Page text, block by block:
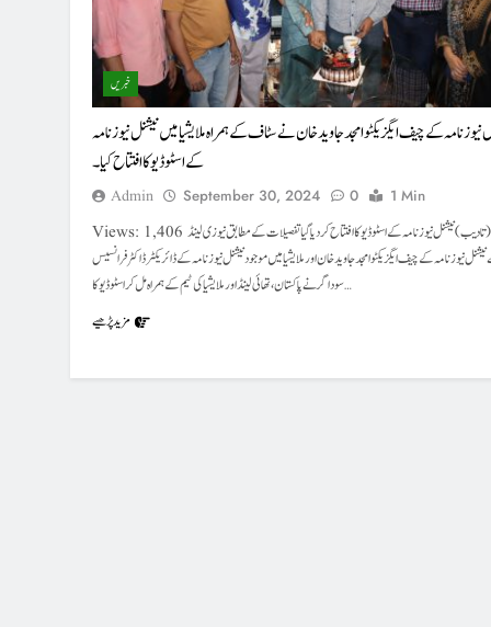
خبریں
نیوز نامہ کے چیف ایگزیکٹو امجد جاوید خان نے سٹاف کے ہمراہ ملایشیا میں نیشنل نیوز نامہ
کے اسٹوڈیوکا افتتاح کیا۔
Admin September 30, 2024 0 1 Min
Views: 1,406 ملایشیا(تادیب )نیشنل نیوز نامہ کے اسٹوڈیو کا افتتاح کر دیا گیا تفصیلات کے مطابق نیوزی لینڈ
نیوز نامہ کے چیف ایگزیکٹو امجد جاوید خان اور ملایشیا میں موجود نیشنل نیوز نامہ کے ڈائریکٹر ڈاکٹر فرانسیس
سوداگر نے پاکستان ، تھائی لینڈ اور ملایشیا کی ٹیم کے ہمراہ مل کر اسٹوڈیو کا…
مزید پڑھیے